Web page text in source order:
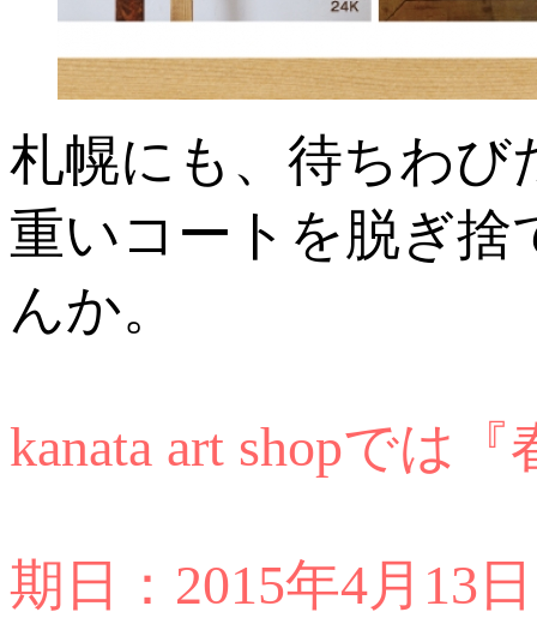
札幌にも、待ちわび
重いコートを脱ぎ
んか。
kanata art shopでは
期日：2015年4月13